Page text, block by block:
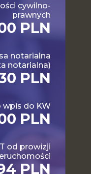
cywilno-
prawnych
PLN
notarialna
notarialna)
PLN
wpis do KW
PLN
od prowizji
PLN